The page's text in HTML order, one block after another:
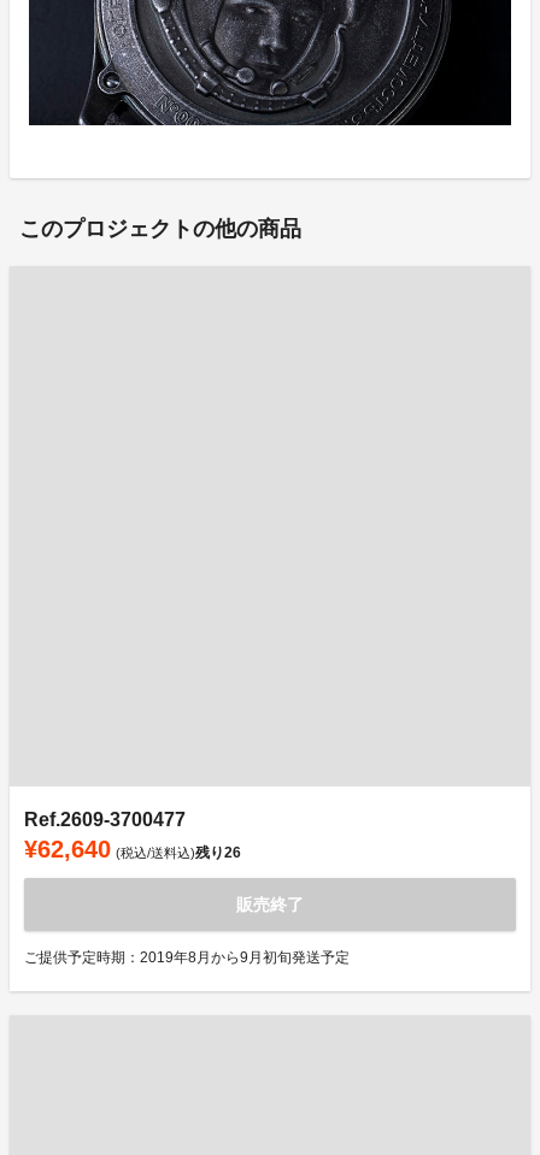
このプロジェクトの他の商品
Ref.2609-3700477
¥62,640 (税込/送料込)残り26
販売終了
ご提供予定時期：2019年8月から9月初旬発送予定